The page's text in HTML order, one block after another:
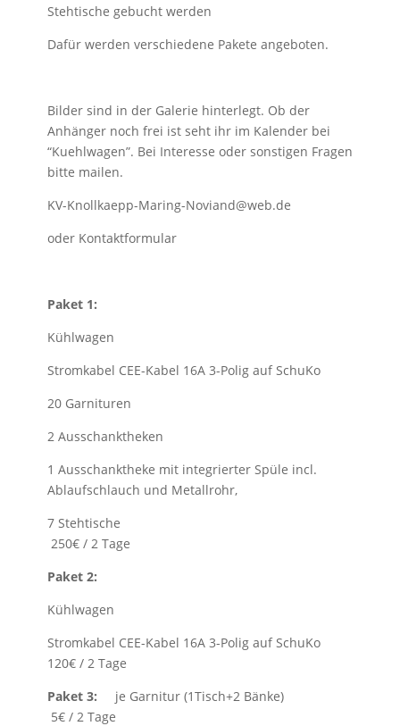
Stehtische gebucht werden
Dafür werden verschiedene Pakete angeboten.
Bilder sind in der Galerie hinterlegt. Ob der
Anhänger noch frei ist seht ihr im Kalender bei
“Kuehlwagen”. Bei Interesse oder sonstigen Fragen
bitte mailen.
KV-Knollkaepp-Maring-Noviand@web.de
oder Kontaktformular
Paket 1:
Kühlwagen
Stromkabel CEE-Kabel 16A 3-Polig auf SchuKo
20 Garnituren
2 Ausschanktheken
1 Ausschanktheke mit integrierter Spüle incl.
Ablaufschlauch und Metallrohr,
7 Stehtische
250€ / 2 Tage
Paket 2:
Kühlwagen
Stromkabel CEE-Kabel 16A 3-Polig auf SchuKo
120€ / 2 Tage
Paket 3: je Garnitur (1Tisch+2 Bänke)
5€ / 2 Tage